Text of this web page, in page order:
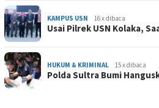
KAMPUS USN 16 x dibaca
Usai Pilrek USN Kolaka,
HUKUM & KRIMINAL 15 x dibaca
Polda Sultra Bumi